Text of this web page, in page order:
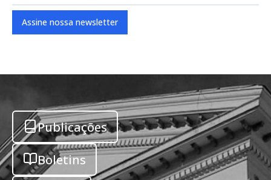
Assine nossa newsletter
Publicações
Boletins